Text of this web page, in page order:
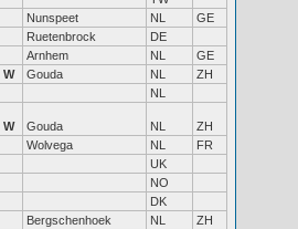
Nunspeet NL
GE
Ruetenbrock
DE
Arnhem NL
GE
W Gouda NL
ZH
NL
W Gouda NL
ZH
Wolvega NL
FR
UK
NO
DK
Bergschenhoek NL
ZH